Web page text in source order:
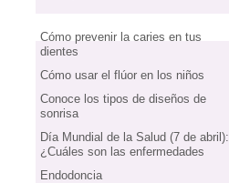
Cómo prevenir la caries en tus
dientes
Cómo usar el flúor en los niños
Conoce los tipos de diseños de
sonrisa
Día Mundial de la Salud (7 de abril):
¿Cuáles son las enfermedades
Endodoncia